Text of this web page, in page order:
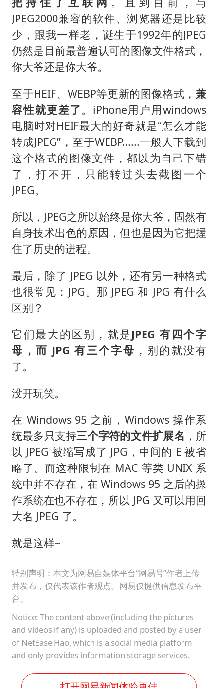
JPEG2000兼容的软件、浏览器还是比较
少，跟我一样老，诞生于1992年的JPEG
仍然是目前最普遍认可的图像文件格式，
你大爷还是你大爷。
至于HEIF、WEBP等更新的图像格式，兼
容性就更差了。iPhone用户用windows
电脑时对HEIF最大的好奇就是“怎么才能
转成JPEG”，至于WEBP......一般人下载到
这个格式的图像文件，都以为自己下错
了，打不开，只能转过头去截图一个
JPEG。
所以，JPEG之所以始终是你大爷，固然有
自身技术出色的原因，但也是因为它把握
住了历史的进程。
最后，除了 JPEG 以外，还有另一种格式
也很常见：JPG。那 JPEG 和 JPG 有什么
区别？
它们最大的区别，就是 JPEG 有四个字
母，而 JPG 有三个字母 ，别的就没有
了。
没开玩笑。
在 Windows 95 之前，Windows 操作系
统最多只支持三个字符的文件扩展名 ，所
以 JPEG 被缩写成了 JPG，中间的 E 被省
略了。而这种限制在 MAC 等类 UNIX 系
统中并不存在，在 Windows 95 之后的操
作系统在也不存在，所以 JPG 又可以用回
大名 JPEG 了。
就是这样~
特别声明：本文为网易自媒体平台“网易号”作者上传
并发布，仅代表该作者观点。网易仅提供信息发布平
台。
Notice: The content above (including the pictures
and videos if any) is uploaded and posted by a user
of NetEase Hao, which is a social media platform
and only provides information storage services.